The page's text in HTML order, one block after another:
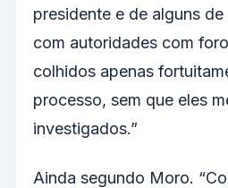
presidente e de alguns
com autoridades com
colhidos apenas
processo, sem que eles
investigados.”
Ainda segundo Moro.